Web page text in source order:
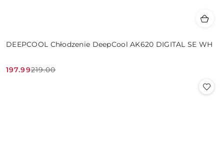
DEEPCOOL Chłodzenie DeepCool AK620 DIGITAL SE WH
Cena
197.99
Cena
219.00